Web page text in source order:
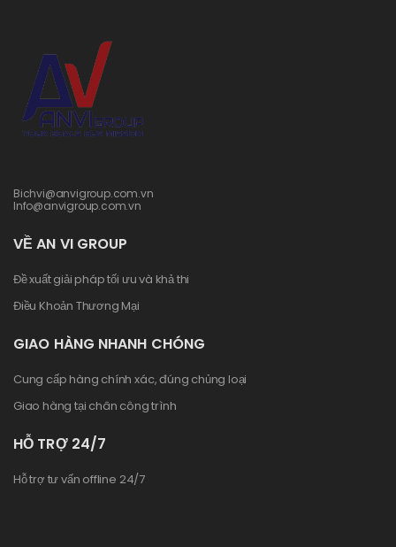
Bichvi@anvigroup.com.vn
Info@anvigroup.com.vn
VỀ AN VI GROUP
Đề xuất giải pháp tối ưu và khả thi
Điều Khoản Thương Mại
GIAO HÀNG NHANH CHÓNG
Cung cấp hàng chính xác, đúng chủng loại
Giao hàng tại chân công trình
HỖ TRỢ 24/7
Hỗ trợ tư vấn offline 24/7